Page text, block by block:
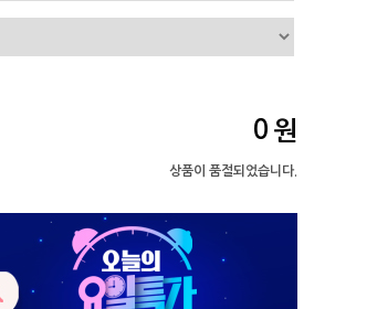
0 원
상품이 품절되었습니다.